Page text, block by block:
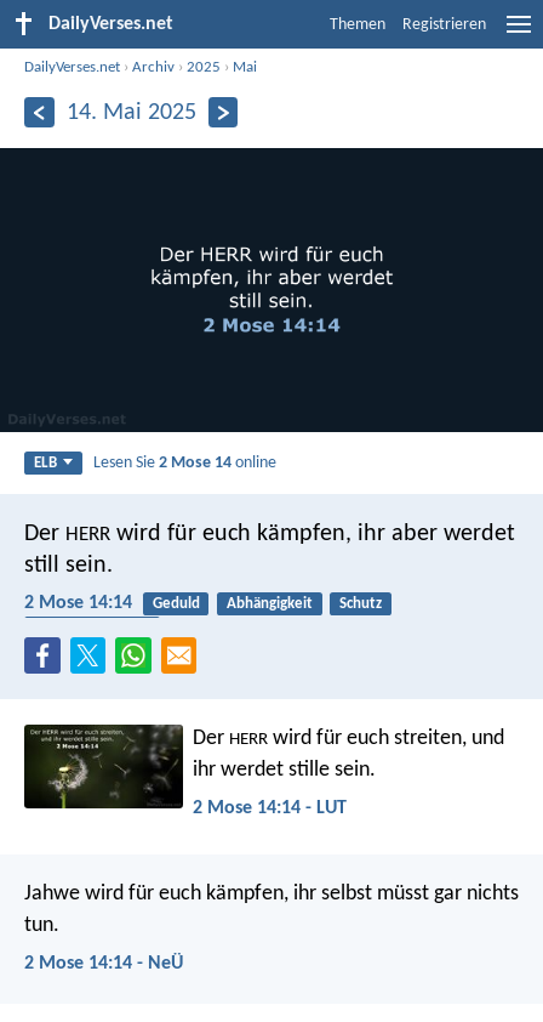
DailyVerses.net Themen Registrieren
DailyVerses.net ›Archiv ›2025 › Mai
14. Mai 2025
ELB Lesen Sie2 Mose 14 online
Der HERR wird für euch kämpfen, ihr aber werdet
still sein.
2 Mose 14:14 Geduld Abhängigkeit
Schutz
Der HERR wird für euch streiten, und
ihr werdet stille sein.
2 Mose 14:14 - LUT
Jahwe wird für euch kämpfen, ihr selbst müsst gar nichts
tun.
2 Mose 14:14 - NeÜ